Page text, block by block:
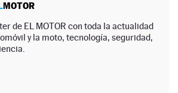
MOTOR
de EL MOTOR con toda la actualidad
y la moto, tecnología, seguridad,